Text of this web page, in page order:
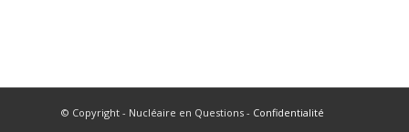
© Copyright - Nucléaire en Questions - Confidentialité